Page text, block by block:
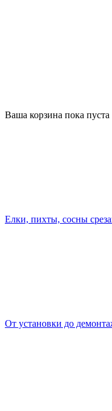
Ваша корзина пока пуста
Елки, пихты, сосны
От установки до